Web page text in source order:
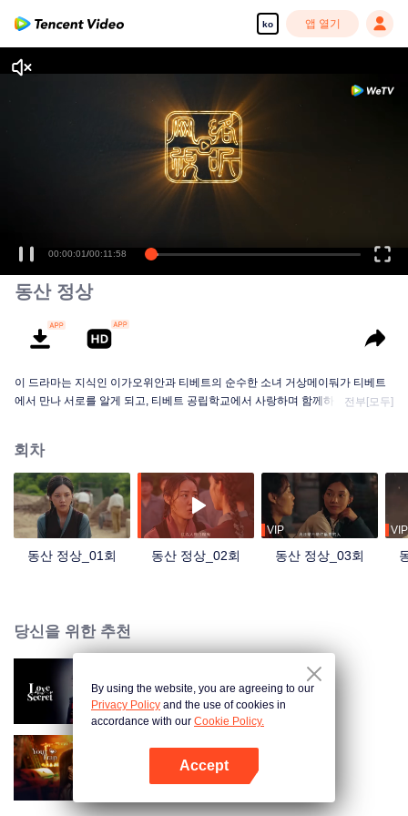
ko 앱 열기
00:00:01/00:11:58
동산 정상
이 드라마는 지식인 이가오위안과 티베트의 순수한 소녀 거상메이둬가 티베트
에서 만나 서로를 알게 되고, 티베트 공립학교에서 사랑하며 함께하는 이야기를
와 티베트 인민에게 가져온 엄청난 변화를 보여주며, 새롭고도 굴곡 있지만 확
고한 발전 여정을 그린다.
전부[모두]
회차
동산 정상_01회 동산 정상_02회
VIP
동산 정상_03회
VIP
당신을 위한 추천
숨겨둔 사랑
보보심험
By using the website, you are agreeing to our
Privacy Policy and the use of cookies in
accordance with our Cookie Policy.
Accept